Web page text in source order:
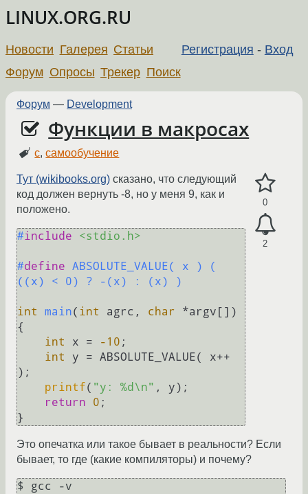
LINUX.ORG.RU
Регистрация - Вход
Новости Галерея Статьи
Форум Опросы Трекер Поиск
Форум — Development
Функции в макросах
c,самообучение
0
2
Тут (wikibooks.org) сказано, что следующий
код должен вернуть -8, но у меня 9, как и
положено.
#include <stdio.h>
#define ABSOLUTE_VALUE( x ) (
((x) < 0) ? -(x) : (x) )
int main( int agrc, char *argv[])
{
int
x = -10 ;
int
y = ABSOLUTE_VALUE( x++
);
printf( "y: %d\n" , y);
return
0 ;
Это опечатка или такое бывает в реальности? Если
бывает, то где (какие компиляторы) и почему?
$ gcc -v